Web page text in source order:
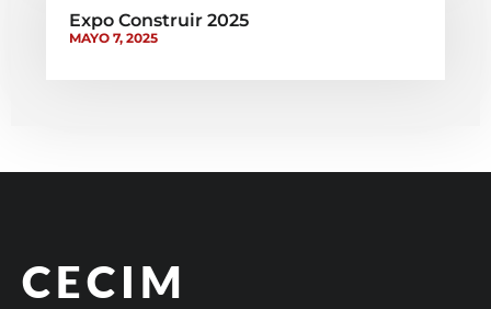
Expo Construir 2025
MAYO 7, 2025
CECIM